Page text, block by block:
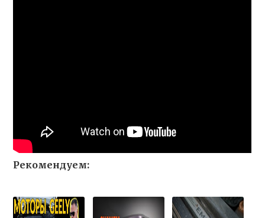
Рекомендуем: